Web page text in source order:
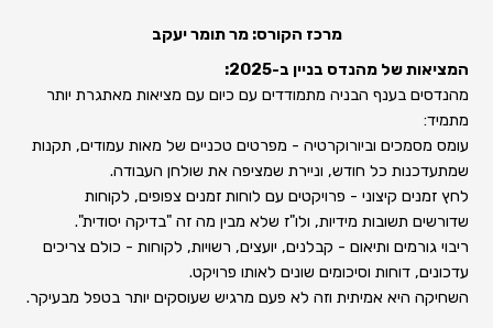
מרכז הקורס: מר תומר יעקב
המציאות של מהנדס בניין ב-2025:
מהנדסים בענף הבניה מתמודדים עם כיום עם מציאות מאתגרת יותר
מתמיד:
עומס מסמכים וביורוקרטיה - מפרטים טכניים של מאות עמודים, תקנות
שמתעדכנות כל חודש, וניירת שמציפה את שולחן העבודה.
לחץ זמנים קיצוני - פרויקטים עם לוחות זמנים צפופים, לקוחות
שדורשים תשובות מידיות, ולו"ז שלא מבין מה זה "בדיקה יסודית".
ריבוי גורמים ותיאום - קבלנים, יועצים, רשויות, לקוחות - כולם צריכים
עדכונים, דוחות וסיכומים שונים לאותו פרויקט.
השחיקה היא אמיתית וזה לא פעם מרגיש שעוסקים יותר בטפל מבעיקר.